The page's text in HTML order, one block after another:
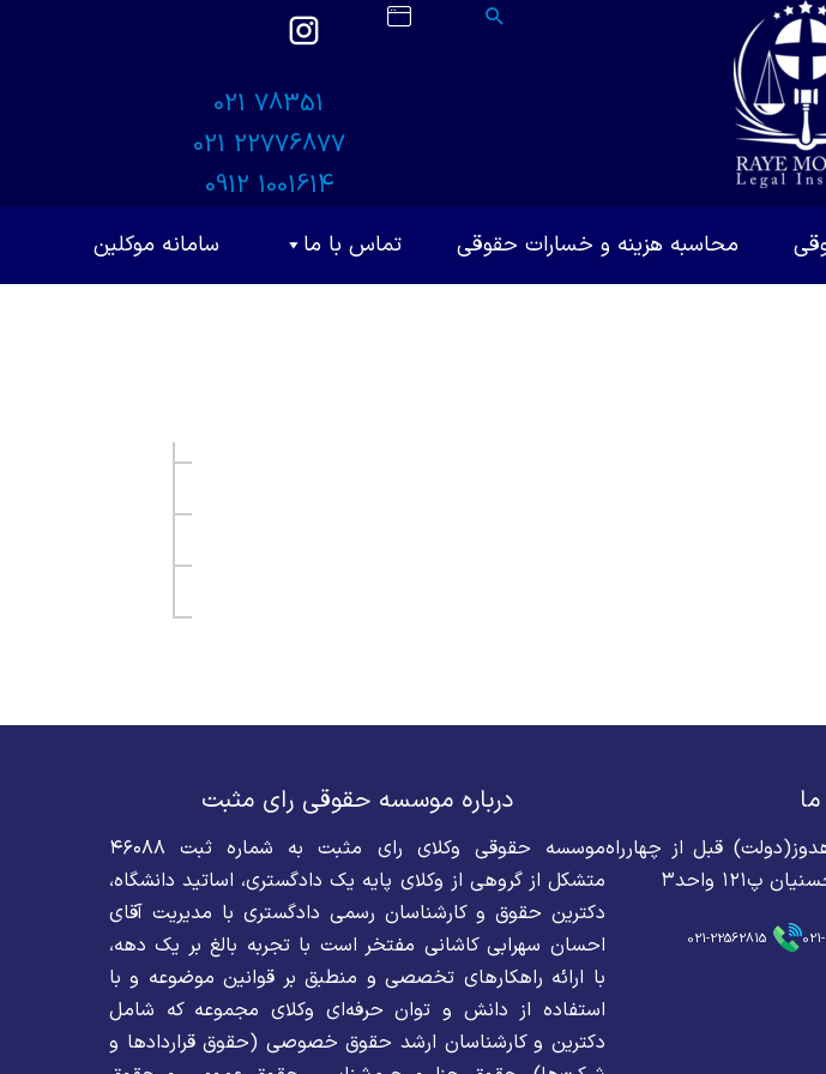
021 78351
021 22776877
0912 1001614
محاسبه هزینه و خسارات حقوقی تماس با ما سامانه موکلین
قبل از چهارراه
واحد۳
021-22562815
درباره موسسه حقوقی رای مثبت
موسسه حقوقی وکلای رای مثبت به شماره ثبت ۴۶۰۸۸
متشکل از گروهی از وکلای پایه یک دادگستری، اساتید دانشگاه،
دکترین حقوق و کارشناسان رسمی دادگستری با مدیریت آقای
احسان سهرابی کاشانی مفتخر است با تجربه بالغ بر یک دهه،
با ارائه راهکارهای تخصصی و منطبق بر قوانین موضوعه و با
استفاده از دانش و توان حرفه‌ای وکلای مجموعه که شامل
دکترین و کارشناسان ارشد حقوق خصوصی (حقوق قراردادها و